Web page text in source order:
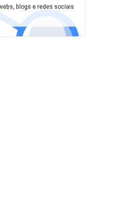
blogs e redes sociais